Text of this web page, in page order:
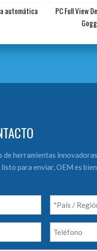
automática
PC Full View
de herramientas
para enviar, OEM es